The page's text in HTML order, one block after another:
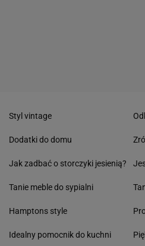
Styl vintage
Dodatki do domu
Jak zadbać o storczyki jesienią?
Tanie meble do sypialni
Hamptons style
Idealny pomocnik do kuchni